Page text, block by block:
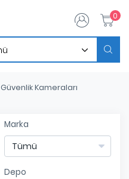
0
Güvenlik Kameraları
Marka
Depo